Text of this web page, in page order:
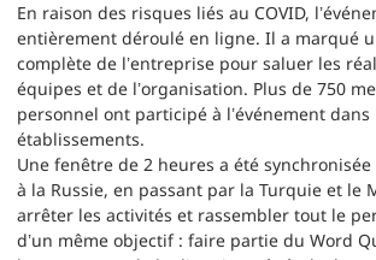
En raison des risques liés au COVID,
entièrement déroulé en ligne. Il a marqué
complète de l’entreprise pour saluer les
équipes et de l’organisation. Plus de 750
personnel ont participé à l’événement
établissements.
Une fenêtre de 2 heures a été
à la Russie, en passant par la Turquie et le
arrêter les activités et rassembler tout le
d’un même objectif : faire partie du Word